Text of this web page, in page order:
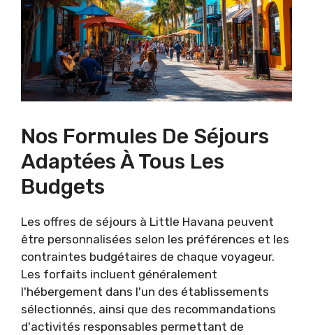
Nos Formules De Séjours
Adaptées À Tous Les
Budgets
Les offres de séjours à Little Havana peuvent
être personnalisées selon les préférences et les
contraintes budgétaires de chaque voyageur.
Les forfaits incluent généralement
l'hébergement dans l'un des établissements
sélectionnés, ainsi que des recommandations
d'activités responsables permettant de